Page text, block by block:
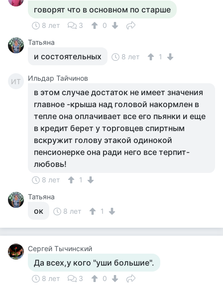
говорят что в основном по старше
8 лет 3
0
Татьяна
и состоятельных 8 лет 1
ИТ Ильдар Тайчинов
в этом случае достаток не имеет значения
главное -крыша над головой накормлен в
тепле она оплачивает все его пьянки и еще
в кредит берет у торговцев спиртным
вскружит голову этакой одинокой
пенсионерке она ради него все терпит-
любовь!
8 лет
1
Татьяна
ок 8 лет 1
Сергей Тычинский
Да всех,у кого "уши большие".
8 лет 3 0